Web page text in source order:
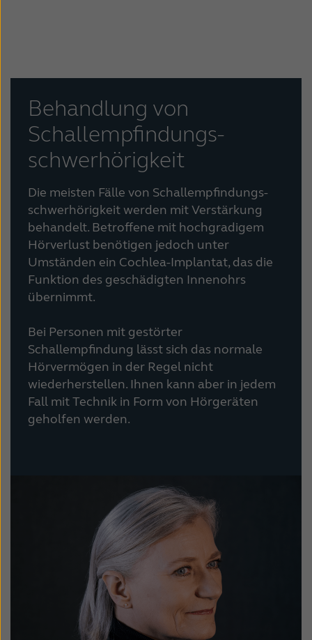
Türkçe United Kingdom
United States Österreich
عربي 日本
Behandlung von
Schallempfindungs-
schwerhörigkeit
Die meisten Fälle von Schallempfindungs-
schwerhörigkeit werden mit Verstärkung
behandelt. Betroffene mit hochgradigem
Hörverlust benötigen jedoch unter
Umständen ein Cochlea-Implantat, das die
Funktion des geschädigten Innenohrs
übernimmt.
Bei Personen mit gestörter
Schallempfindung lässt sich das normale
Hörvermögen in der Regel nicht
wiederherstellen. Ihnen kann aber in jedem
Fall mit Technik in Form von Hörgeräten
geholfen werden.